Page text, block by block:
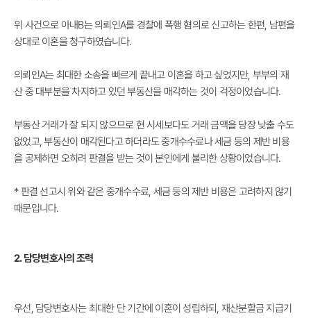
위 사건으로 아내B는 의뢰인A를 경찰에 폭행 혐의로 신고하는 한편, 남편을
상대로 이혼을 청구하였습니다.
의뢰인A는 최대한 소송을 빠르게 끝내고 이혼을 하고 싶었지만, 부부의 재
산 중 대부분을 차지하고 있던 부동산을 매각하는 것이 걱정이었습니다.
부동산 거래가 잘 되지 않으므로 현 시세보다도 거래 금액을 당장 낮출 수도
없었고, 부동산이 매각된다고 하더라도 중개수수료나 세금 등의 제반 비용
을 공제하면 오히려 판결을 받는 것이 본인에게 불리한 상황이었습니다.
* 판결 선고시 위와 같은 중개수수료, 세금 등의 제반 비용은 고려하지 않기
때문입니다.
2. 담당변호사의 조력
우선, 담당변호사는최대한 단 기간에 이혼이 성립하되, 재산분할금 지급기